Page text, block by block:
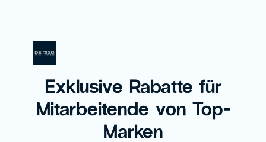
Exklusive Rabatte für
Mitarbeitende von Top-
Marken